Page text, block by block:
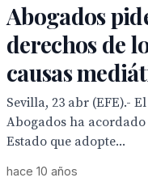
Abogados
derechos de
causas
Sevilla, 23 abr (EFE).-
Abogados ha
Estado que adopte...
hace 10 años